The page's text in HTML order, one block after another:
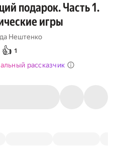
подарок. Часть 1.
игры
Нештенко
👍 1
рассказчик